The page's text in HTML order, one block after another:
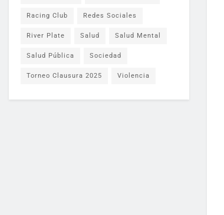
Racing Club Redes Sociales
River Plate Salud Salud Mental
Salud Pública Sociedad
Torneo Clausura 2025 Violencia